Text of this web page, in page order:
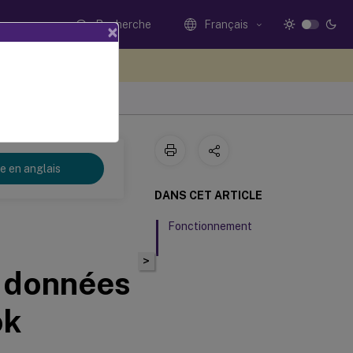
Recherche Français
en anglais
>
DANS CET ARTICLE
Fonctionnement
×